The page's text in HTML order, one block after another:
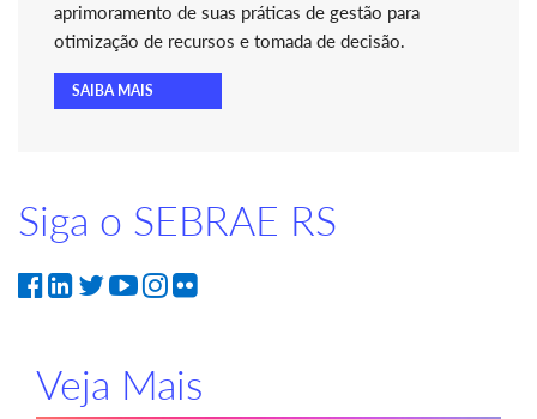
aprimoramento de suas práticas de gestão para
otimização de recursos e tomada de decisão.
SAIBA MAIS
Siga o SEBRAE RS
Veja Mais